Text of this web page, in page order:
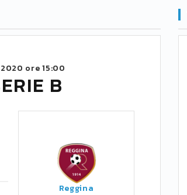
ore 15:00
B
Reggina